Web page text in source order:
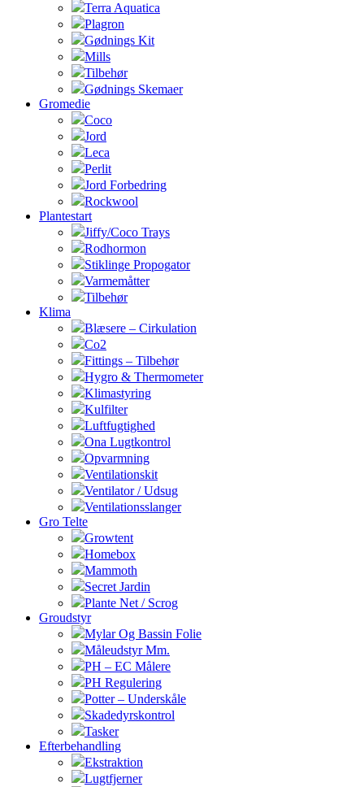
Terra Aquatica
Plagron
Gødnings Kit
Mills
Tilbehør
Gødnings Skemaer
Gromedie
Coco
Jord
Leca
Perlit
Jord Forbedring
Rockwool
Plantestart
Jiffy/Coco Trays
Rodhormon
Stiklinge Propogator
Varmemåtter
Tilbehør
Klima
Blæsere – Cirkulation
Co2
Fittings – Tilbehør
Hygro & Thermometer
Klimastyring
Kulfilter
Luftfugtighed
Ona Lugtkontrol
Opvarmning
Ventilationskit
Ventilator / Udsug
Ventilationsslanger
Gro Telte
Growtent
Homebox
Mammoth
Secret Jardin
Plante Net / Scrog
Groudstyr
Mylar Og Bassin Folie
Måleudstyr Mm.
PH – EC Målere
PH Regulering
Potter – Underskåle
Skadedyrskontrol
Tasker
Efterbehandling
Ekstraktion
Lugtfjerner